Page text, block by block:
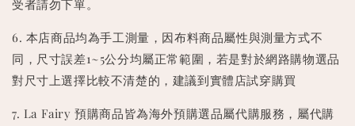
受者請勿下單。
6. 本店商品均為手工測量，因布料商品屬性與測量方式不
同，尺寸誤差1~5公分均屬正常範圍，若是對於網路購物選品
對尺寸上選擇比較不清楚的，建議到實體店試穿購買
7. La Fairy 預購商品皆為海外預購選品屬代購服務，屬代購